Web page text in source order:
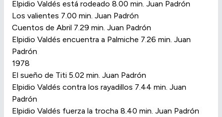
Elpidio Valdés está rodeado 8.00 min. Juan Padrón
Los valientes 7.00 min. Juan Padrón
Cuentos de Abril 7.29 min. Juan Padrón
Elpidio Valdés encuentra a Palmiche 7.26 min. Juan
Padrón
1978
El sueño de Titi 5.02 min. Juan Padrón
Elpidio Valdés contra los rayadillos 7.44 min. Juan
Padrón
Elpidio Valdés fuerza la trocha 8.40 min. Juan Padrón